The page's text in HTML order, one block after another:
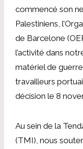
commencé son
Palestiniens,
de Barcelone
l’activité dans
matériel de
travailleurs
décision le 8
Au sein de la
(TMI), nous